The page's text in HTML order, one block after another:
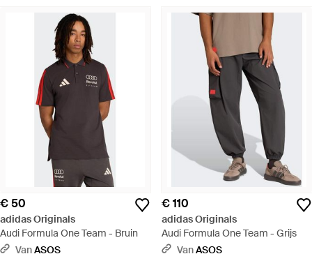
€ 50
adidas Originals
Audi Formula One Team - Bruin
VanASOS
€ 110
adidas Originals
Audi Formula One Team - Grijs
VanASOS